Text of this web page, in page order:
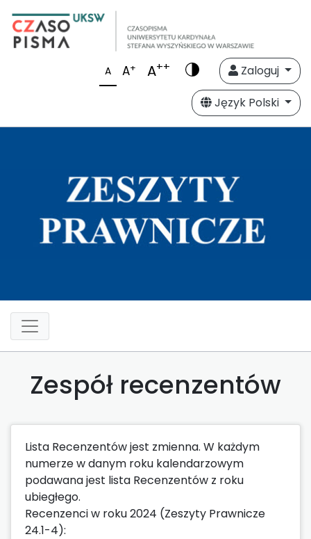
A A+ A++
Zaloguj
Język Polski
Zespół recenzentów
Lista Recenzentów jest zmienna. W każdym
numerze w danym roku kalendarzowym
podawana jest lista Recenzentów z roku
ubiegłego.
Recenzenci w roku 2024 (Zeszyty Prawnicze
24.1-4):